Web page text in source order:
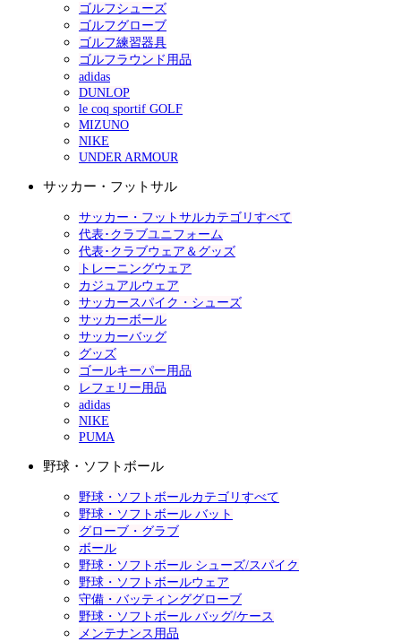
ゴルフシューズ
ゴルフグローブ
ゴルフ練習器具
ゴルフラウンド用品
adidas
DUNLOP
le coq sportif GOLF
MIZUNO
NIKE
UNDER ARMOUR
サッカー・フットサル
サッカー・フットサルカテゴリすべて
代表･クラブユニフォーム
代表･クラブウェア＆グッズ
トレーニングウェア
カジュアルウェア
サッカースパイク・シューズ
サッカーボール
サッカーバッグ
グッズ
ゴールキーパー用品
レフェリー用品
adidas
NIKE
PUMA
野球・ソフトボール
野球・ソフトボールカテゴリすべて
野球・ソフトボール バット
グローブ・グラブ
ボール
野球・ソフトボール シューズ/スパイク
野球・ソフトボールウェア
守備・バッティンググローブ
野球・ソフトボール バッグ/ケース
メンテナンス用品